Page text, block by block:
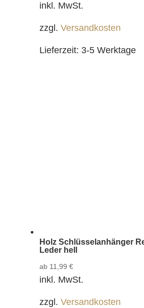
inkl. MwSt.
zzgl. Versandkosten
Lieferzeit: 3-5 Werktage
Holz Schlüsselanhänger
Leder hell
ab 11,99 €
inkl. MwSt.
zzgl. Versandkosten